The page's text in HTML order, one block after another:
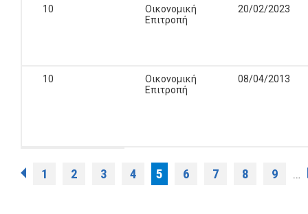
10
Οικονομική
Επιτροπή
20/02/2023
10
Οικονομική
Επιτροπή
08/04/2013
Σελίδες
1 2 3 4 5 6 7 8 9 …